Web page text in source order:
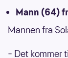
Mann (64)
Mannen fra
– Det kommer